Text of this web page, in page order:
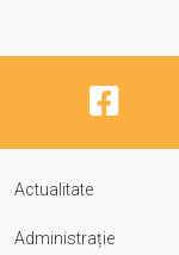
Actualitate
Administrație